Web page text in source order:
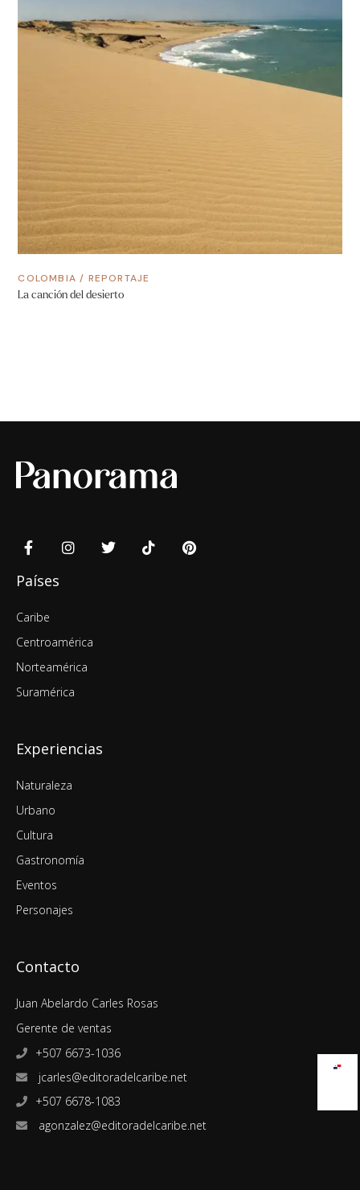
COLOMBIA / REPORTAJE
La canción del desierto
Países
Caribe
Centroamérica
Norteamérica
Suramérica
Experiencias
Naturaleza
Urbano
Cultura
Gastronomía
Eventos
Personajes
Contacto
Juan Abelardo Carles Rosas
Gerente de ventas
+507 6673-1036
jcarles@editoradelcaribe.net
+507 6678-1083
agonzalez@editoradelcaribe.net